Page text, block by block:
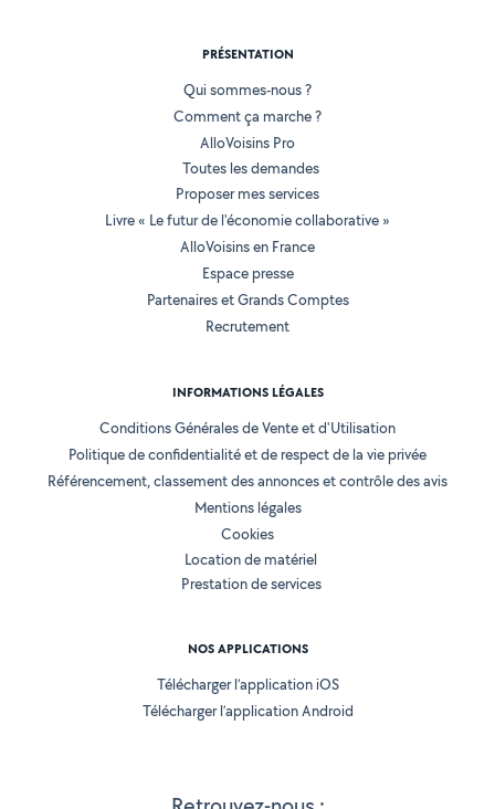
PRÉSENTATION
Qui sommes-nous ?
Comment ça marche ?
AlloVoisins Pro
Toutes les demandes
Proposer mes services
Livre « Le futur de l'économie collaborative »
AlloVoisins en France
Espace presse
Partenaires et Grands Comptes
Recrutement
INFORMATIONS LÉGALES
Conditions Générales de Vente et d'Utilisation
Politique de confidentialité et de respect de la vie privée
Référencement, classement des annonces et contrôle des avis
Mentions légales
Cookies
Location de matériel
Prestation de services
NOS APPLICATIONS
Télécharger l’application iOS
Télécharger l’application Android